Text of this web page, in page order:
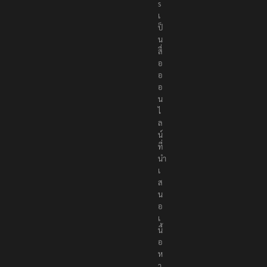
e
r
s
เ
ป็
น
สื่
อ
อ
อ
น
ไ
ล
น์
ที่
นำ
เ
ส
น
อ
เ
นื้